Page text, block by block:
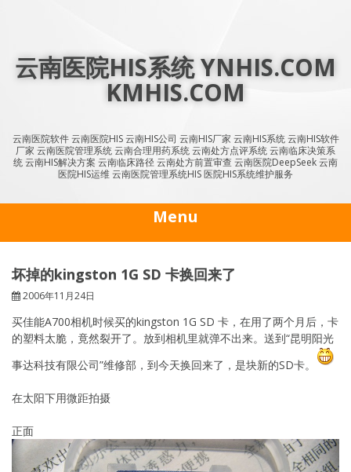
云南医院HIS系统 YNHIS.COM
KMHIS.COM
云南医院软件 云南医院HIS 云南HIS公司 云南HIS厂家 云南HIS系统 云南HIS软件
厂家 云南医院管理系统 云南合理用药系统 云南处方点评系统 云南临床决策系
统 云南HIS解决方案 云南临床路径 云南处方前置审查 云南医院DeepSeek 云南
医院HIS运维 云南医院管理系统HIS 医院HIS系统维护服务
Menu
坏掉的kingston 1G SD 卡换回来了
2006年11月24日
买佳能A700相机时候买的kingston 1G SD 卡，在用了两个月后，卡
的塑料太脆，竟然裂开了。放到相机里就弹不出来。送到“昆明阳光
事达科技有限公司”维修部，到今天换回来了，是块新的SD卡。
在太阳下用微距拍摄
正面